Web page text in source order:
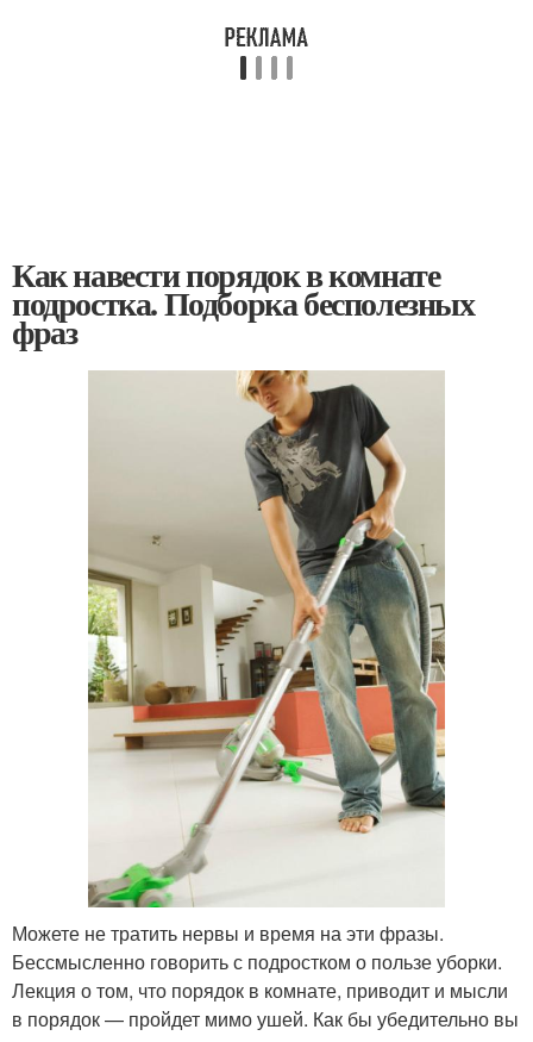
Как навести порядок в комнате
подростка. Подборка бесполезных
фраз
Можете не тратить нервы и время на эти фразы.
Бессмысленно говорить с подростком о пользе уборки.
Лекция о том, что порядок в комнате, приводит и мысли
в порядок — пройдет мимо ушей. Как бы убедительно вы